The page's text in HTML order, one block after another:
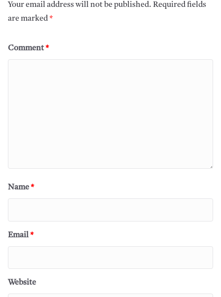
Your email address will not be published. Required fields
are marked*
Comment*
Name*
Email*
Website